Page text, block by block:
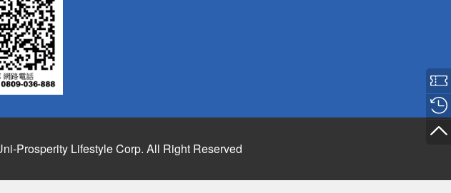
Prosperity Lifestyle Corp. All Right Reserved